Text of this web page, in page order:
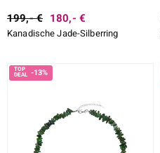
199,- € 180,- €
Kanadische Jade-Silberring
-13%